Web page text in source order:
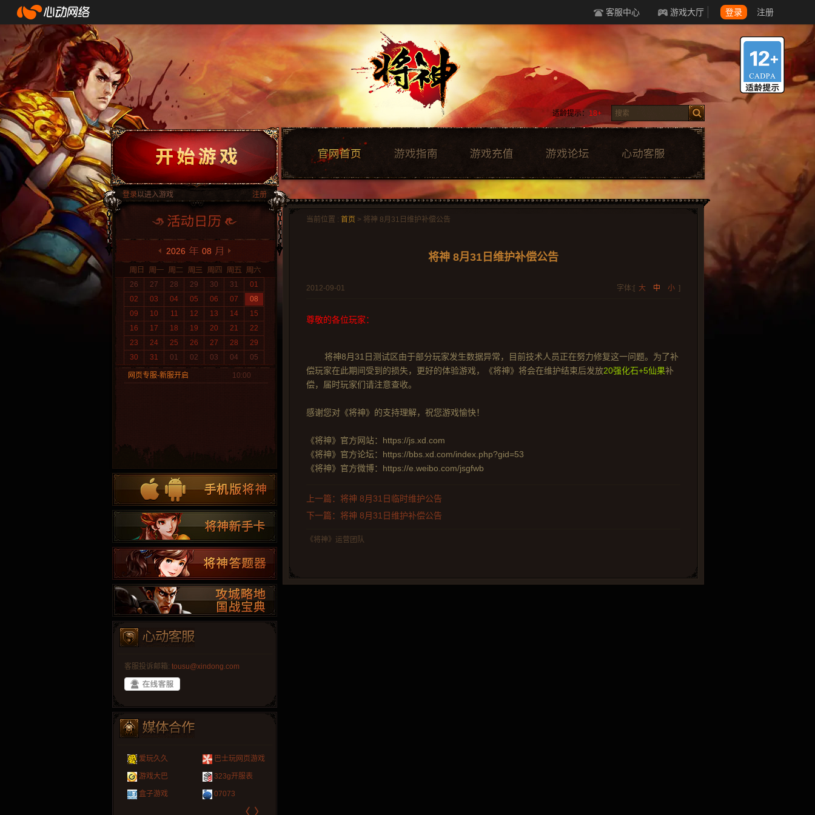
客服中心 游戏大厅 登录 注册
适龄提示： 18+
登录以进入游戏 注册
2026 08
26 27 28 29 30 31
01
02
03 04 05 06 07
08
09
10 11 12 13 14
15
16
17 18 19 20 21
22
23
24 25 26 27 28
29
30
31 01 02 03 04 05
网页专服-新服开启 10:00
客服投诉邮箱: tousu@xindong.com
爱玩久久 巴士玩网页游戏
游戏大巴 323g开服表
盒子游戏 07073
〈 〉
当前位置 : 首页 > 将神 8月31日维护补偿公告
将神 8月31日维护补偿公告
2012-09-01 字体:[ 大 中 小 ]
尊敬的各位玩家：
将神8月31日测试区由于部分玩家发生数据异常，目前技术人员正在努力修复这一问题。为了补
偿玩家在此期间受到的损失，更好的体验游戏，《将神》将会在维护结束后发放20强化石+5仙果补
偿，届时玩家们请注意查收。
感谢您对《将神》的支持理解，祝您游戏愉快！
《将神》官方网站：https://js.xd.com
《将神》官方论坛：https://bbs.xd.com/index.php?gid=53
《将神》官方微博：https://e.weibo.com/jsgfwb
上一篇：将神 8月31日临时维护公告
下一篇：将神 8月31日维护补偿公告
《将神》运营团队